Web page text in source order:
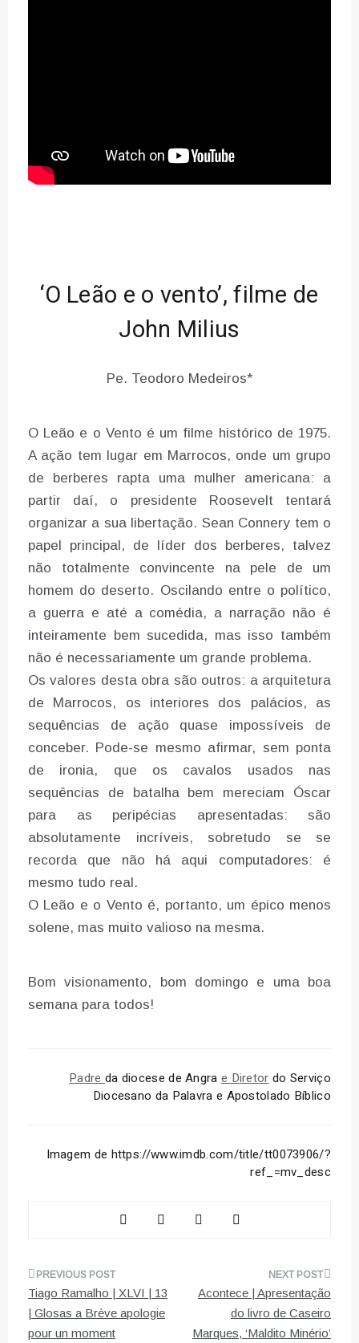
‘O Leão e o vento’, filme de
John Milius
Pe. Teodoro Medeiros*
O Leão e o Vento é um filme histórico de 1975.
A ação tem lugar em Marrocos, onde um grupo
de berberes rapta uma mulher americana: a
partir daí, o presidente Roosevelt tentará
organizar a sua libertação. Sean Connery tem o
papel principal, de líder dos berberes, talvez
não totalmente convincente na pele de um
homem do deserto. Oscilando entre o político,
a guerra e até a comédia, a narração não é
inteiramente bem sucedida, mas isso também
não é necessariamente um grande problema.
Os valores desta obra são outros: a arquitetura
de Marrocos, os interiores dos palácios, as
sequências de ação quase impossíveis de
conceber. Pode-se mesmo afirmar, sem ponta
de ironia, que os cavalos usados nas
sequências de batalha bem mereciam Óscar
para as peripécias apresentadas: são
absolutamente incríveis, sobretudo se se
recorda que não há aqui computadores: é
mesmo tudo real.
O Leão e o Vento é, portanto, um épico menos
solene, mas muito valioso na mesma.
Bom visionamento, bom domingo e uma boa
semana para todos!
Padre da diocese de Angra e Diretor do Serviço
Diocesano da Palavra e Apostolado Bíblico
Imagem de https://www.imdb.com/title/tt0073906/?
ref_=mv_desc
Navegação
de
Tiago Ramalho | XLVI | 13
| Glosas a Brève apologie
pour un moment
Acontece | Apresentação
do livro de Caseiro
Marques, ‘Maldito Minério’